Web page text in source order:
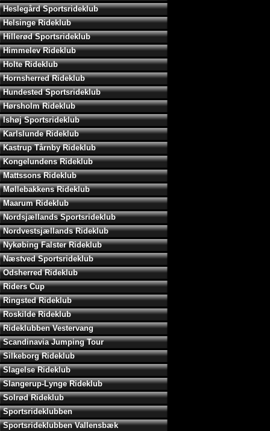
Heslegård Sportsrideklub
Helsinge Rideklub
Hillerød Sportsrideklub
Himmelev Rideklub
Holte Rideklub
Hornsherred Rideklub
Hundested Sportsrideklub
Hørsholm Rideklub
Ishøj Sportsrideklub
Karlslunde Rideklub
Kastrup Tårnby Rideklub
Kongelundens Rideklub
Mattssons Rideklub
Møllebakkens Rideklub
Maarum Rideklub
Nordsjællands Sportsrideklub
Nordvestsjællands Rideklub
Nykøbing Falster Rideklub
Næstved Sportsrideklub
Odsherred Rideklub
Riders Cup
Ringsted Rideklub
Roskilde Rideklub
Rideklubben Vestervang
Scandinavia Jumping Tour
Silkeborg Rideklub
Slagelse Rideklub
Slangerup-Lynge Rideklub
Solrød Rideklub
Sportsrideklubben
Sportsrideklubben Vallensbæk